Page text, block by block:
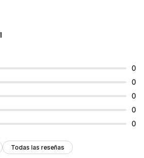
0
0
0
0
0
Todas las reseñas